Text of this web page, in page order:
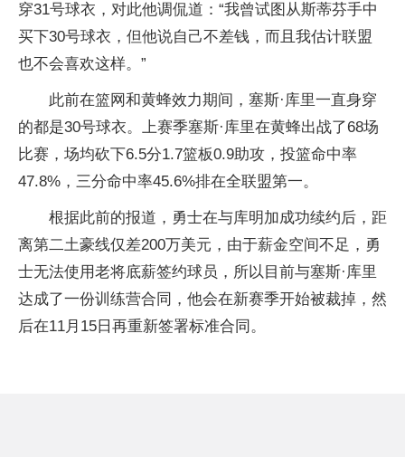
穿31号球衣，对此他调侃道：“我曾试图从斯蒂芬手中
买下30号球衣，但他说自己不差钱，而且我估计联盟
也不会喜欢这样。”
此前在篮网和黄蜂效力期间，塞斯·库里一直身穿
的都是30号球衣。上赛季塞斯·库里在黄蜂出战了68场
比赛，场均砍下6.5分1.7篮板0.9助攻，投篮命中率
47.8%，三分命中率45.6%排在全联盟第一。
根据此前的报道，勇士在与库明加成功续约后，距
离第二土豪线仅差200万美元，由于薪金空间不足，勇
士无法使用老将底薪签约球员，所以目前与塞斯·库里
达成了一份训练营合同，他会在新赛季开始被裁掉，然
后在11月15日再重新签署标准合同。